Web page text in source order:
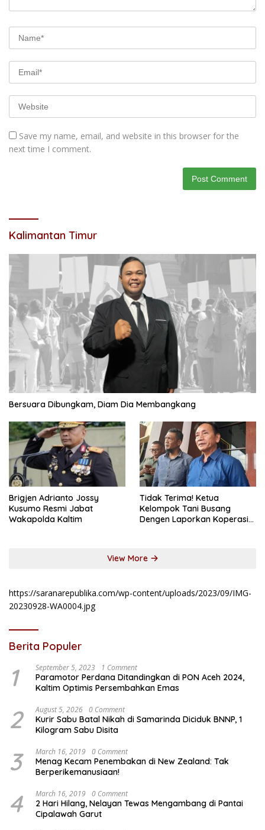
Save my name, email, and website in this browser for the
next time I comment.
Kalimantan Timur
Bersuara Dibungkam, Diam Dia Membangkang
Brigjen Adrianto Jossy
Kusumo Resmi Jabat
Wakapolda Kaltim
Tidak Terima! Ketua
Kelompok Tani Busang
Dengen Laporkan Koperasi
View More
https://saranarepublika.com/wp-content/uploads/2023/09/IMG-
20230928-WA0004.jpg
Berita Populer
1 September 5, 2023 1 Comment
Paramotor Perdana Ditandingkan di PON Aceh 2024,
Kaltim Optimis Persembahkan Emas
2 August 5, 2026 0 Comment
Kurir Sabu Batal Nikah di Samarinda Diciduk BNNP, 1
Kilogram Sabu Disita
3 March 16, 2019 0 Comment
Menag Kecam Penembakan di New Zealand: Tak
Berperikemanusiaan!
4 March 16, 2019 0 Comment
2 Hari Hilang, Nelayan Tewas Mengambang di Pantai
Cipalawah Garut